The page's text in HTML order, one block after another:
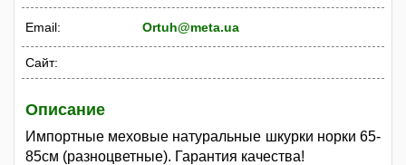
Email: Ortuh@meta.ua
Сайт:
Описание
Импортные меховые натуральные шкурки норки 65-
85см (разноцветные). Гарантия качества!